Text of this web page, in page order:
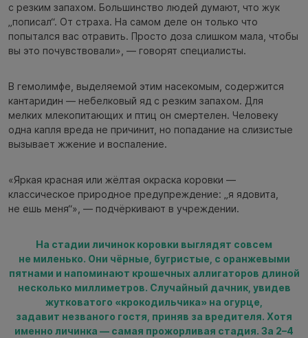
с резким запахом. Большинство людей думают, что жук
„пописал“. От страха. На самом деле он только что
попытался вас отравить. Просто доза слишком мала, чтобы
вы это почувствовали», — говорят специалисты.
В гемолимфе, выделяемой этим насекомым, содержится
кантаридин — небелковый яд с резким запахом. Для
мелких млекопитающих и птиц он смертелен. Человеку
одна капля вреда не причинит, но попадание на слизистые
вызывает жжение и воспаление.
«Яркая красная или жёлтая окраска коровки —
классическое природное предупреждение: „я ядовита,
не ешь меня“», — подчёркивают в учреждении.
На стадии личинок коровки выглядят совсем
не миленько. Они чёрные, бугристые, с оранжевыми
пятнами и напоминают крошечных аллигаторов длиной
несколько миллиметров. Случайный дачник, увидев
жутковатого «крокодильчика» на огурце,
задавит незваного гостя, приняв за вредителя. Хотя
именно личинка — самая прожорливая стадия. За 2–4